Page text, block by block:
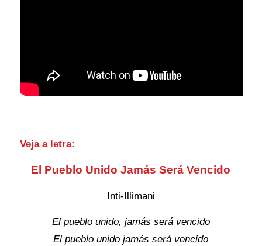
Veja a letra:
El Pueblo Unido Jamás Será Vencido
Inti-Illimani
El pueblo unido, jamás será vencido
El pueblo unido jamás será vencido